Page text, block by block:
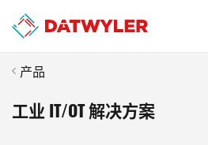
产品
工业 IT/OT 解决方案